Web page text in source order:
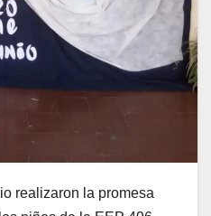
realizaron la promesa